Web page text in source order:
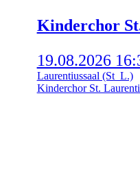
Kin­der­chor
19.08.2026
Laurentiussaal (St_L.)
Kinderchor St.